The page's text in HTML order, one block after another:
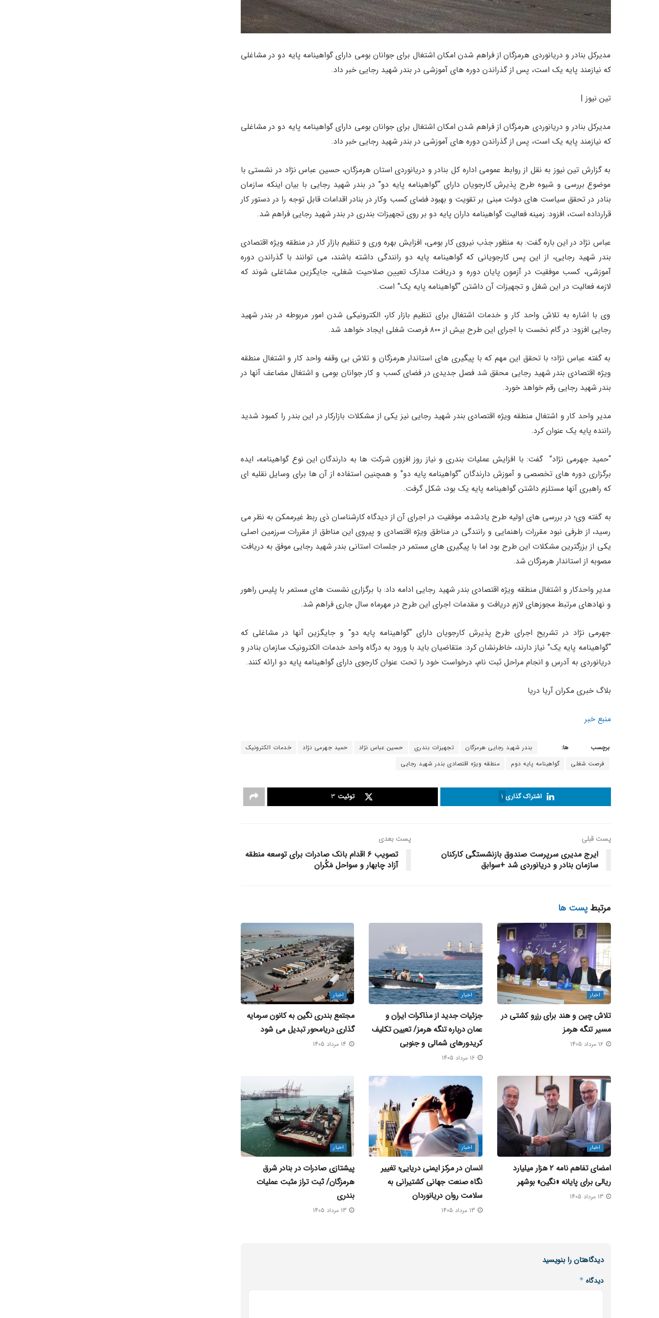
مدیرکل بنادر و دریانوردی هرمزگان از فراهم شدن امکان اشتغال برای جوانان بومی دارای گواهینامه پایه دو در مشاغلی
که نیازمند پایه یک است، پس از گذراندن دوره های آموزشی در بندر شهید رجایی خبر داد.
تین نیوز |
مدیرکل بنادر و دریانوردی هرمزگان از فراهم شدن امکان اشتغال برای جوانان بومی دارای گواهینامه پایه دو در مشاغلی
که نیازمند پایه یک است، پس از گذراندن دوره های آموزشی در بندر شهید رجایی خبر داد.
به گزارش تین نیوز به نقل از روابط عمومی اداره کل بنادر و دریانوردی استان هرمزگان، حسین عباس نژاد در نشستی با
موضوع بررسی و شیوه طرح پذیرش کارجویان دارای “گواهینامه پایه دو” در بندر شهید رجایی با بیان اینکه سازمان
بنادر در تحقق سیاست های دولت مبنی بر تقویت و بهبود فضای کسب وکار در بنادر اقدامات قابل توجه را در دستور کار
قرارداده است، افزود: زمینه فعالیت گواهینامه داران پایه دو بر روی تجهیزات بندری در بندر شهید رجایی فراهم شد.
عباس نژاد در این باره گفت: به منظور جذب نیروی کار بومی، افزایش بهره وری و تنظیم بازار کار در منطقه ویژه اقتصادی
بندر شهید رجایی، از این پس کارجویانی که گواهینامه پایه دو رانندگی داشته باشند، می توانند با گذراندن دوره
آموزشی، کسب موفقیت در آزمون پایان دوره و دریافت مدارک تعیین صلاحیت شغلی، جایگزین مشاغلی شوند که
لازمه فعالیت در این شغل و تجهیزات آن داشتن “گواهینامه پایه یک” است.
وی با اشاره به تلاش واحد کار و خدمات اشتغال برای تنظیم بازار کار، الکترونیکی شدن امور مربوطه در بندر شهید
رجایی افزود: در گام نخست با اجرای این طرح بیش از ۸۰۰ فرصت شغلی ایجاد خواهد شد.
به گفته عباس نژاد؛ با تحقق این مهم که با پیگیری های استاندار هرمزگان و تلاش بی وقفه واحد کار و اشتغال منطقه
ویژه اقتصادی بندر شهید رجایی محقق شد فصل جدیدی در فضای کسب و کار جوانان بومی و اشتغال مضاعف آنها در
بندر شهید رجایی رقم خواهد خورد.
مدیر واحد کار و اشتغال منطقه ویژه اقتصادی بندر شهید رجایی نیز یکی از مشکلات بازارکار در این بندر را کمبود شدید
راننده پایه یک عنوان کرد.
“حمید جهرمی‎ نژاد” گفت: با افزایش عملیات بندری و نیاز روز افزون شرکت ها به دارندگان این نوع گواهینامه، ایده
برگزاری دوره های تخصصی و آموزش دارندگان “گواهینامه پایه دو” و همچنین استفاده از آن ها برای وسایل نقلیه ای
که راهبری آنها مستلزم داشتن گواهینامه پایه یک بود، شکل گرفت.
به گفته وی؛ در بررسی های اولیه طرح یادشده، موفقیت در اجرای آن از دیدگاه کارشناسان ذی ربط غیرممکن به نظر می
رسید، از طرفی نبود مقررات راهنمایی و رانندگی در مناطق ویژه اقتصادی و پیروی این مناطق از مقررات سرزمین اصلی
یکی از بزرگترین مشکلات این طرح بود اما با پیگیری های مستمر در جلسات استانی بندر شهید رجایی موفق به دریافت
مصوبه از استاندار هرمزگان شد.
مدیر واحدکار و اشتغال منطقه ویژه اقتصادی بندر شهید رجایی ادامه داد: با برگزاری نشست های مستمر با پلیس راهور
و نهادهای مرتبط مجوزهای لازم دریافت و مقدمات اجرای این طرح در مهرماه سال جاری فراهم شد.
جهرمی نژاد در تشریح اجرای طرح پذیرش کارجویان دارای “گواهینامه پایه دو” و جایگزین آنها در مشاغلی که
“گواهینامه پایه یک” نیاز دارند، خاطرنشان کرد: متقاضیان باید با ورود به درگاه واحد خدمات الکترونیک سازمان بنادر و
دریانوردی به آدرس و انجام مراحل ثبت نام، درخواست خود را تحت عنوان کارجوی دارای گواهینامه پایه دو ارائه کنند.
بلاگ خبری مکران آریا دریا
منبع خبر
برچسب ها: بندر شهید رجایی هرمزگان تجهیزات بندری حسین عباس نژاد حمید جهرمی‎ نژاد
خدمات الکترونیک
فرصت شغلی
گواهینامه پایه دوم منطقه ویژه اقتصادی بندر شهید رجایی
اشتراک گذاری 1 توئیت 3
پست قبلی
ایرج مدیری سرپرست صندوق بازنشستگی کارکنان
سازمان بنادر و دریانوردی شد +سوابق
پست‌ بعدی
تصویب ۶ اقدام بانک صادرات برای توسعه منطقه
آزاد چابهار و سواحل مَکُران
مرتبطپست ها
اخبار
تلاش چین و هند برای رزرو کشتی در
مسیر تنگه هرمز
16 مرداد 1405
اخبار
جزئیات جدید از مذاکرات ایران و
عمان درباره تنگه هرمز/ تعیین تکلیف
کریدورهای شمالی و جنوبی
16 مرداد 1405
اخبار
مجتمع بندری نگین به کانون سرمایه‌
گذاری دریامحور تبدیل می‌ شود
اخبار
امضای تفاهم‌ نامه ۲ هزار میلیارد
ریالی برای پایانه «نگین» بوشهر
13 مرداد 1405
اخبار
انسان در مرکز ایمنی دریایی؛ تغییر
نگاه صنعت جهانی کشتیرانی به
سلامت روان دریانوردان
13 مرداد 1405
اخبار
پیشتازی صادرات در بنادر شرق
هرمزگان/ ثبت تراز مثبت عملیات
بندری
دیدگاهتان را بنویسید
دیدگاه *